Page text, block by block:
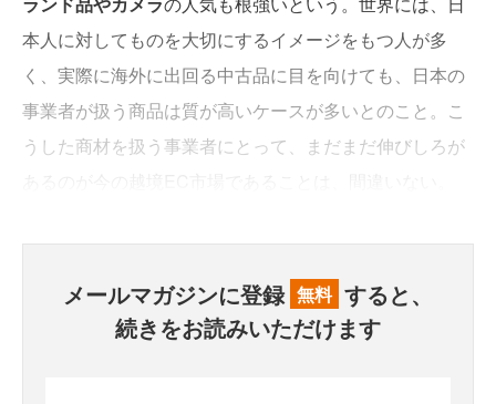
本人に対してものを大切にするイメージをもつ人が多
く、実際に海外に出回る中古品に目を向けても、日本の
事業者が扱う商品は質が高いケースが多いとのこと。こ
うした商材を扱う事業者にとって、まだまだ伸びしろが
メールマガジンに登録 無料 すると、
続きをお読みいただけます